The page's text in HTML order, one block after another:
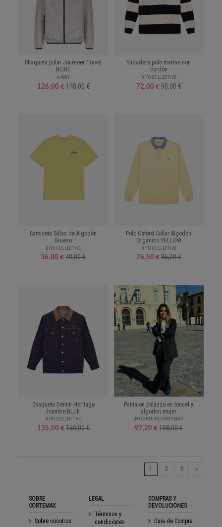
Chaqueta polar Journeer Travel
BEIGE
K-WAY
126,00 € 140,00 €
Sudadera polo marine con
cordón
DITO COLLECTIVE
72,00 € 90,00 €
Camiseta Sillas de Algodón
Grueso
DITO COLLECTIVE
36,00 € 40,00 €
Polo Oxford Collar Algodón
Orgánico YELLOW
DITO COLLECTIVE
76,50 € 85,00 €
Chaqueta Denim Heritage
hombre BLUE
DITO COLLECTIVE
135,00 € 150,00 €
Pantalon palazzo en tencel y
algodon mujer
FOXGATE BY CORTEMAX
97,20 € 108,00 €
1 2 3
SOBRE
CORTEMAX
Sobre nosotros
LEGAL
Términos y
condiciones
COMPRAS Y
DEVOLUCIONES
Guía de Compra